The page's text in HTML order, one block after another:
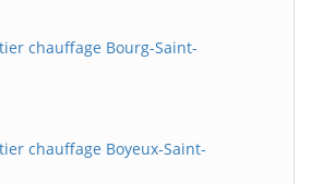
chauffage Bourg-Saint-
chauffage Boyeux-Saint-